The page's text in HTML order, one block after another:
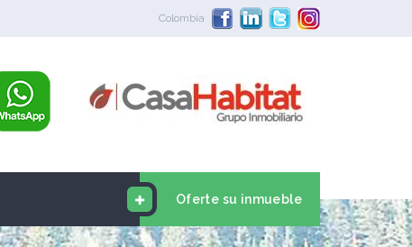
Colombia
Oferte su inmueble